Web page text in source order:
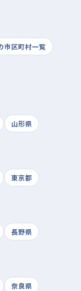
市区町村一覧
山形県
東京都
長野県
奈良県